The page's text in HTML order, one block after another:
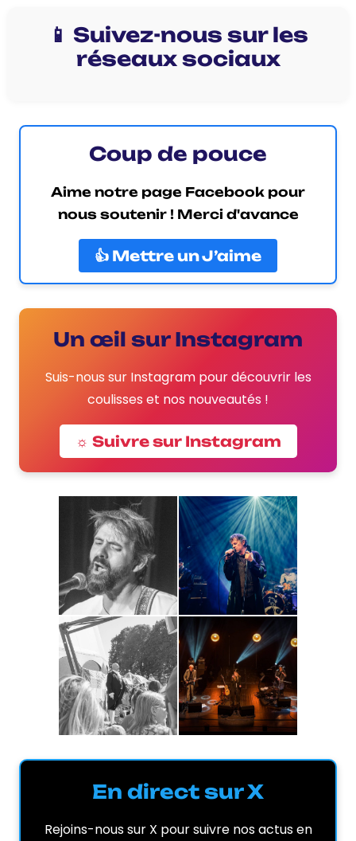
📱 Suivez-nous sur les
réseaux sociaux
Coup de pouce
Aime notre page Facebook pour
nous soutenir ! Merci d'avance
👍 Mettre un J’aime
Un œil sur Instagram
Suis-nous sur Instagram pour découvrir les
coulisses et nos nouveautés !
☼ Suivre sur Instagram
En direct sur X
Rejoins-nous sur X pour suivre nos actus en